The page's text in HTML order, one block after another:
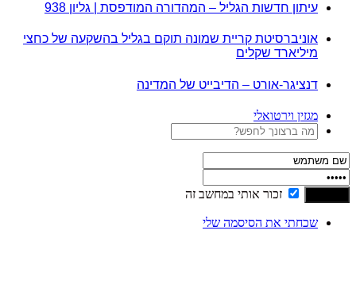
עיתון חדשות הגליל – המהדורה המודפסת | גליון 938
אוניברסיטת קריית שמונה תוקם בגליל בהשקעה של כחצי
מיליארד שקלים
דנציגר-אורט – הדיבייט של המדינה
מגזין וירטואלי
זכור אותי במחשב זה
שכחתי את הסיסמה שלי